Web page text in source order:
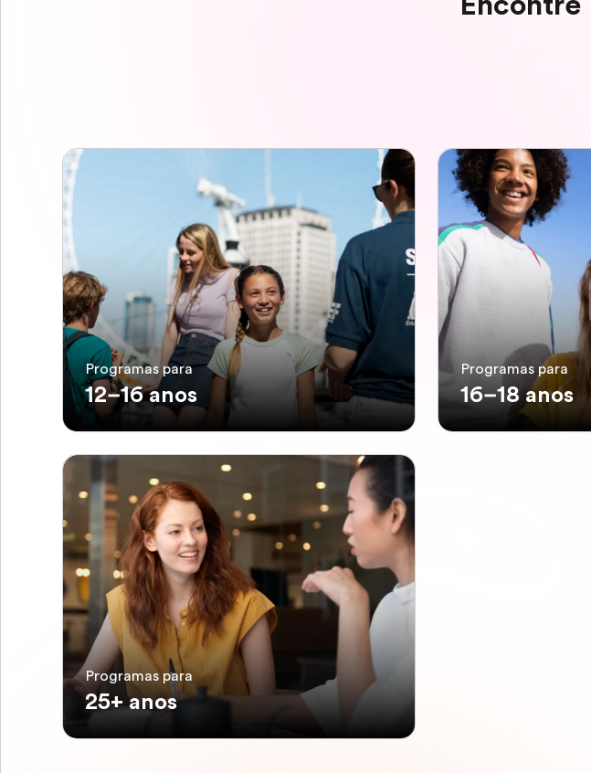
Programas para
12–16 anos
Programas para
16–18 anos
Programas para
25+ anos